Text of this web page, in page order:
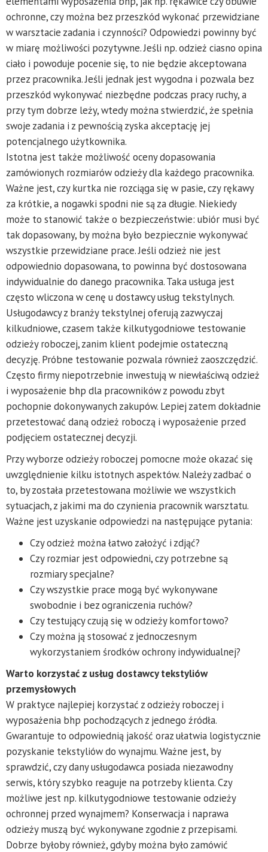
ochronne, czy można bez przeszkód wykonać przewidziane
w warsztacie zadania i czynności? Odpowiedzi powinny być
w miarę możliwości pozytywne. Jeśli np. odzież ciasno opina
ciało i powoduje pocenie się, to nie będzie akceptowana
przez pracownika. Jeśli jednak jest wygodna i pozwala bez
przeszkód wykonywać niezbędne podczas pracy ruchy, a
przy tym dobrze leży, wtedy można stwierdzić, że spełnia
swoje zadania i z pewnością zyska akceptację jej
potencjalnego użytkownika.
Istotna jest także możliwość oceny dopasowania
zamówionych rozmiarów odzieży dla każdego pracownika.
Ważne jest, czy kurtka nie rozciąga się w pasie, czy rękawy
za krótkie, a nogawki spodni nie są za długie. Niekiedy
może to stanowić także o bezpieczeństwie: ubiór musi być
tak dopasowany, by można było bezpiecznie wykonywać
wszystkie przewidziane prace. Jeśli odzież nie jest
odpowiednio dopasowana, to powinna być dostosowana
indywidualnie do danego pracownika. Taka usługa jest
często wliczona w cenę u dostawcy usług tekstylnych.
Usługodawcy z branży tekstylnej oferują zazwyczaj
kilkudniowe, czasem także kilkutygodniowe testowanie
odzieży roboczej, zanim klient podejmie ostateczną
decyzję. Próbne testowanie pozwala również zaoszczędzić.
Często firmy niepotrzebnie inwestują w niewłaściwą odzież
i wyposażenie bhp dla pracowników z powodu zbyt
pochopnie dokonywanych zakupów. Lepiej zatem dokładnie
przetestować daną odzież roboczą i wyposażenie przed
podjęciem ostatecznej decyzji.
Przy wyborze odzieży roboczej pomocne może okazać się
uwzględnienie kilku istotnych aspektów. Należy zadbać o
to, by została przetestowana możliwie we wszystkich
sytuacjach, z jakimi ma do czynienia pracownik warsztatu.
Ważne jest uzyskanie odpowiedzi na następujące pytania:
Czy odzież można łatwo założyć i zdjąć?
Czy rozmiar jest odpowiedni, czy potrzebne są
rozmiary specjalne?
Czy wszystkie prace mogą być wykonywane
swobodnie i bez ograniczenia ruchów?
Czy testujący czują się w odzieży komfortowo?
Czy można ją stosować z jednoczesnym
wykorzystaniem środków ochrony indywidualnej?
Warto korzystać z usług dostawcy tekstyliów
przemysłowych
W praktyce najlepiej korzystać z odzieży roboczej i
wyposażenia bhp pochodzących z jednego źródła.
Gwarantuje to odpowiednią jakość oraz ułatwia logistycznie
pozyskanie tekstyliów do wynajmu. Ważne jest, by
sprawdzić, czy dany usługodawca posiada niezawodny
serwis, który szybko reaguje na potrzeby klienta. Czy
możliwe jest np. kilkutygodniowe testowanie odzieży
ochronnej przed wynajmem? Konserwacja i naprawa
odzieży muszą być wykonywane zgodnie z przepisami.
Dobrze byłoby również, gdyby można było zamówić